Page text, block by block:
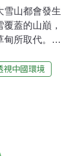
雪山都會發生
蓋的山巔，
甸所取代。從
他們採集的
植物園的收
草甸生態系
正在佔領草
棲息地，正
的消失，物
視中國環境